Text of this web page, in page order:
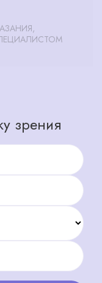
зрения